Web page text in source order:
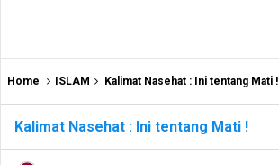
Home ISLAM Kalimat Nasehat : Ini tentang Mati !
Kalimat Nasehat : Ini tentang Mati !